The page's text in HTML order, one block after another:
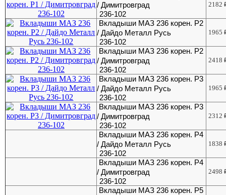
/ Димитровград
236-102
2182
Вкладыши МАЗ 236 корен. Р2
/ Дайдо Металл Русь
236-102
1965
Вкладыши МАЗ 236 корен. Р2
/ Димитровград
236-102
2418
Вкладыши МАЗ 236 корен. Р3
/ Дайдо Металл Русь
236-102
1965
Вкладыши МАЗ 236 корен. Р3
/ Димитровград
236-102
2312
Вкладыши МАЗ 236 корен. Р4
/ Дайдо Металл Русь
236-102
1838
Вкладыши МАЗ 236 корен. Р4
/ Димитровград
236-102
2498
Вкладыши МАЗ 236 корен. Р5